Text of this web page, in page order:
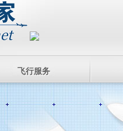
飞行服务